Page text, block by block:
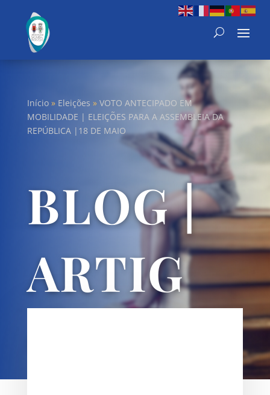
Início» Eleições » VOTO ANTECIPADO EM
MOBILIDADE | ELEIÇÕES PARA A ASSEMBLEIA DA
REPÚBLICA |18 DE MAIO
BLOG |
ARTIG
UNIÃO DAS FREGUESIAS DE